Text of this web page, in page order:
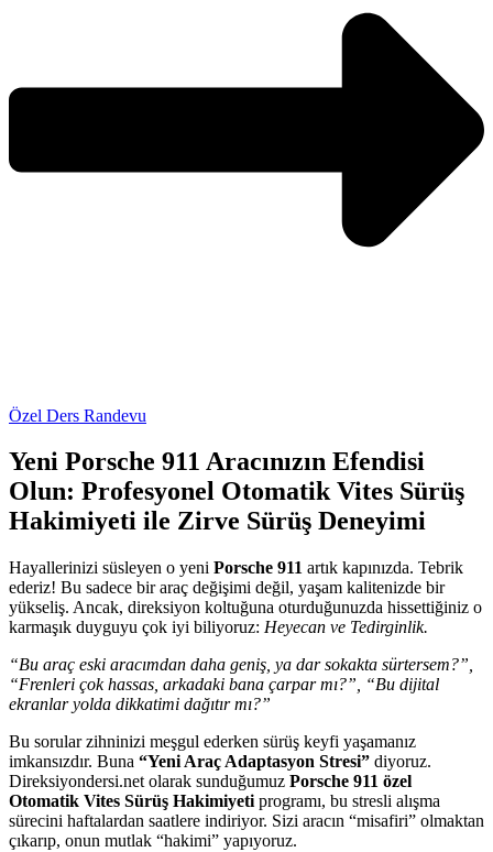
Özel Ders Randevu
Yeni Porsche 911 Aracınızın Efendisi
Olun: Profesyonel Otomatik Vites Sürüş
Hakimiyeti ile Zirve Sürüş Deneyimi
Hayallerinizi süsleyen o yeni Porsche 911 artık kapınızda. Tebrik
ederiz! Bu sadece bir araç değişimi değil, yaşam kalitenizde bir
yükseliş. Ancak, direksiyon koltuğuna oturduğunuzda hissettiğiniz o
karmaşık duyguyu çok iyi biliyoruz: Heyecan ve Tedirginlik.
“Bu araç eski aracımdan daha geniş, ya dar sokakta sürtersem?”,
“Frenleri çok hassas, arkadaki bana çarpar mı?”, “Bu dijital
ekranlar yolda dikkatimi dağıtır mı?”
Bu sorular zihninizi meşgul ederken sürüş keyfi yaşamanız
imkansızdır. Buna “Yeni Araç Adaptasyon Stresi” diyoruz.
Direksiyondersi.net olarak sunduğumuz Porsche 911 özel
Otomatik Vites Sürüş Hakimiyeti programı, bu stresli alışma
sürecini haftalardan saatlere indiriyor. Sizi aracın “misafiri” olmaktan
çıkarıp, onun mutlak “hakimi” yapıyoruz.